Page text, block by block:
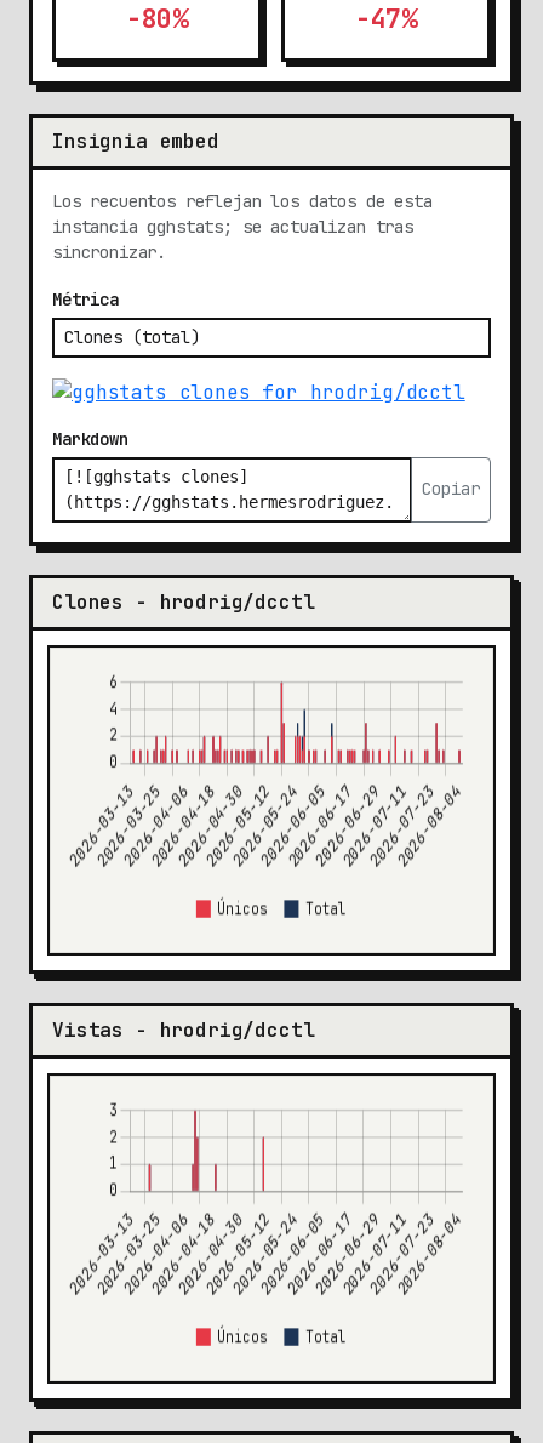
-80% -47%
Insignia embed
Los recuentos reflejan los datos de esta
instancia gghstats; se actualizan tras
sincronizar.
Métrica
Markdown
Copiar
Clones - hrodrig/dcctl
Vistas - hrodrig/dcctl